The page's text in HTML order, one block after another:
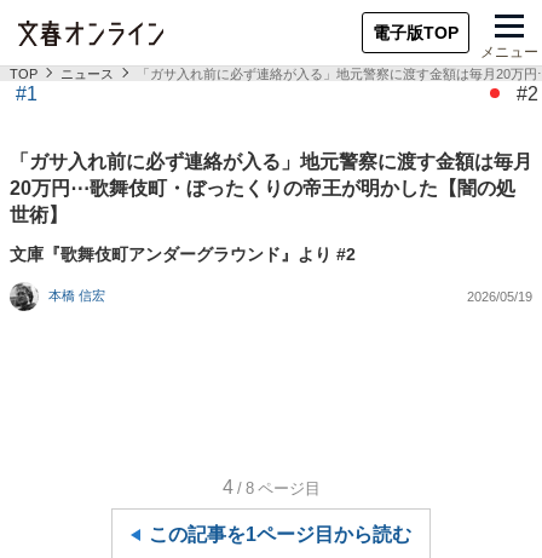
電子版TOP
メニュー
TOP ニュース 「ガサ入れ前に必ず連絡が入る」地元警察に渡す金額は毎月20万
#1 #2
「ガサ入れ前に必ず連絡が入る」地元警察に渡す金額は毎月
20万円⋯歌舞伎町・ぼったくりの帝王が明かした【闇の処
世術】
文庫『歌舞伎町アンダーグラウンド』より #2
本橋 信宏 2026/05/19
4 /8 ページ目
この記事を1ページ目から読む